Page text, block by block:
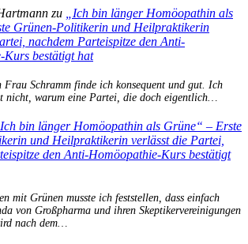
zu
„Ich bin länger Homöopathin als
Grünen-Politikerin und Heilpraktikerin
nachdem Parteispitze den Anti-
Kurs bestätigt hat
Frau Schramm finde ich konsequent und gut. Ich
nicht, warum eine Partei, die doch eigentlich…
„Ich bin länger Homöopathin als Grüne“ – Erste
und Heilpraktikerin verlässt die Partei,
den Anti-Homöopathie-Kurs bestätigt
mit Grünen musste ich feststellen, dass einfach
von Großpharma und ihren Skeptikervereinigungen
nach dem…